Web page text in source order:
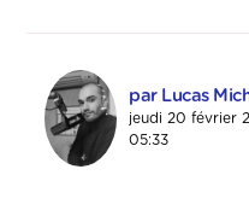
par Lucas
jeudi 20 février
05:33